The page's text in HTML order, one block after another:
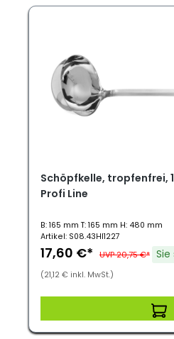
Schöpfkelle, tropfenfrei,
Profi Line
B: 165 mm T: 165 mm H: 480 mm
Artikel: S08.43HI1227
17,60 €* UVP 20,75 €* Sie
(21,12 € inkl. MwSt.)